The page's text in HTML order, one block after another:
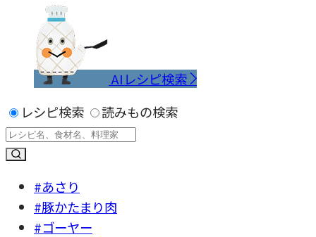
AIレシピ検索
レシピ検索
読みもの検索
#あさり
#豚かたまり肉
#ゴーヤー